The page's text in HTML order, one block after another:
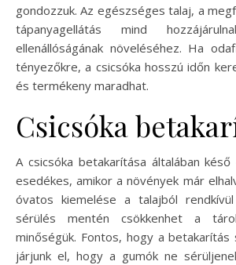
gondozzuk. Az egészséges talaj, a
tápanyagellátás mind
ellenállóságának növeléséhez. Ha
tényezőkre, a csicsóka hosszú időn
és termékeny maradhat.
Csicsóka
A csicsóka betakarítása általában
esedékes, amikor a növények már
óvatos kiemelése a talajból
sérülés mentén csökkenhet a
minőségük. Fontos, hogy a betakarítás
járjunk el, hogy a gumók ne